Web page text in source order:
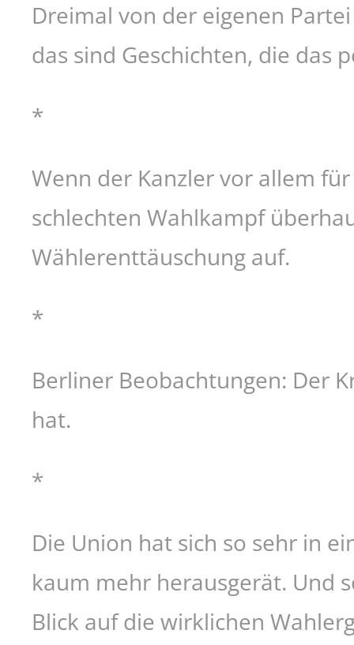
Dreimal von der eigenen
das sind Geschichten, die das
*
Wenn der Kanzler vor allem
schlechten Wahlkampf
Wählerenttäuschung auf.
*
Berliner Beobachtungen: Der
hat.
*
Die Union hat sich so sehr in
kaum mehr herausgerät. Und
Blick auf die wirklichen